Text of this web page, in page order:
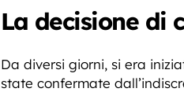
La decisione di
Da diversi giorni, si era
state confermate